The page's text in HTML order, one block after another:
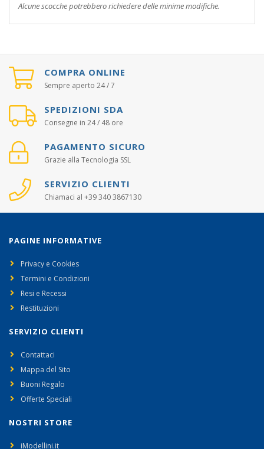
Alcune scocche potrebbero richiedere delle minime modifiche.
COMPRA ONLINE
Sempre aperto 24 / 7
SPEDIZIONI SDA
Consegne in 24 / 48 ore
PAGAMENTO SICURO
Grazie alla Tecnologia SSL
SERVIZIO CLIENTI
Chiamaci al +39 340 3867130
PAGINE INFORMATIVE
Privacy e Cookies
Termini e Condizioni
Resi e Recessi
Restituzioni
SERVIZIO CLIENTI
Contattaci
Mappa del Sito
Buoni Regalo
Offerte Speciali
NOSTRI STORE
iModellini.it